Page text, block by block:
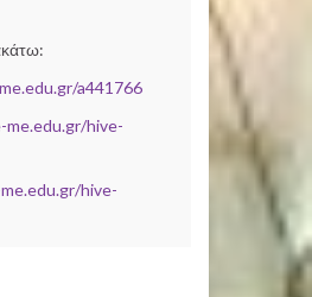
a441766
hive-
hive-